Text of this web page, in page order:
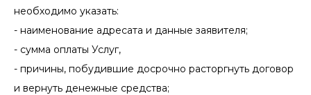
необходимо указать:
- наименование адресата и данные заявителя;
- сумма оплаты Услуг,
- причины, побудившие досрочно расторгнуть договор
и вернуть денежные средства;